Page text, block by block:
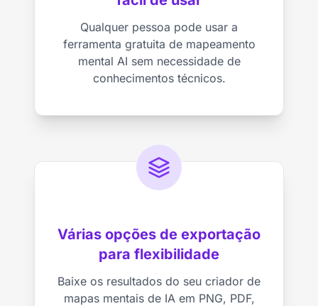
Qualquer pessoa pode usar a
ferramenta gratuita de mapeamento
mental AI sem necessidade de
conhecimentos técnicos.
Várias opções de exportação
para flexibilidade
Baixe os resultados do seu criador de
mapas mentais de IA em PNG, PDF,